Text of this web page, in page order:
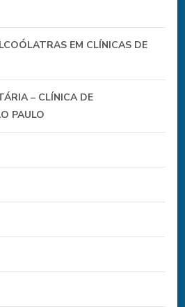
EM CLÍNICAS DE
– CLÍNICA DE
PAULO